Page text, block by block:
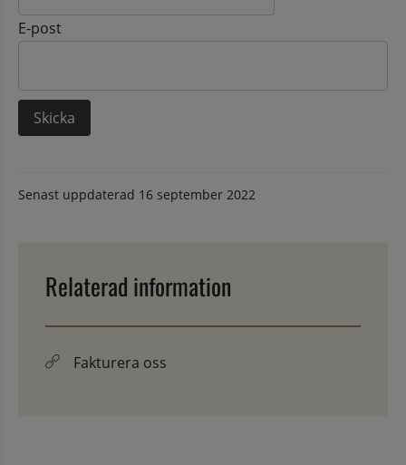
E-post
Senast uppdaterad 16 september 2022
Relaterad information
Fakturera oss